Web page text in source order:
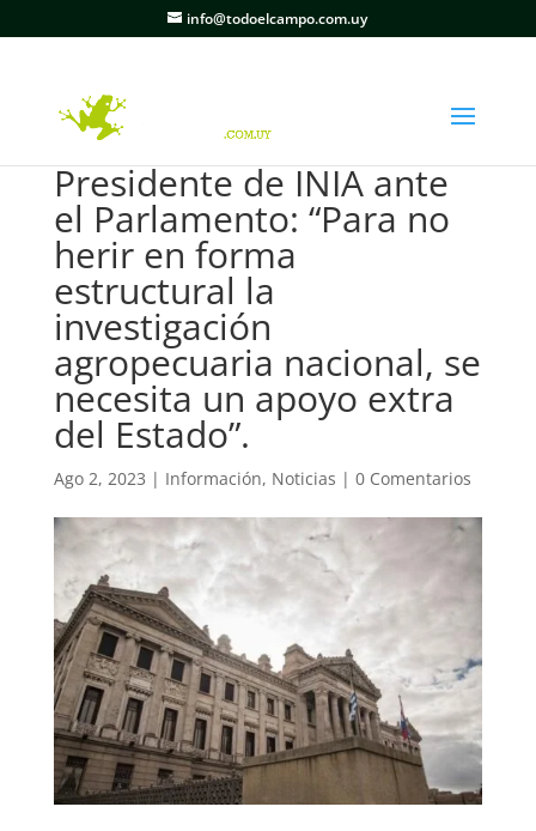
info@todoelcampo.com.uy
Presidente de INIA ante
el Parlamento: “Para no
herir en forma
estructural la
investigación
agropecuaria nacional, se
necesita un apoyo extra
del Estado”.
Ago 2, 2023 | Información, Noticias | 0 Comentarios